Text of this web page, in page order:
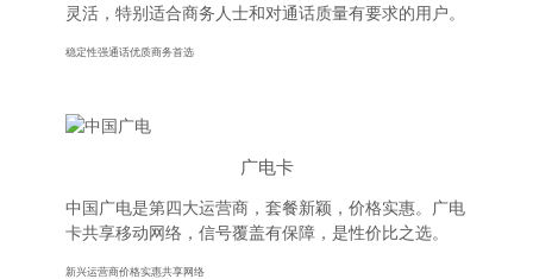
灵活，特别适合商务人士和对通话质量有要求的用户。
稳定性强通话优质商务首选
广电卡
中国广电是第四大运营商，套餐新颖，价格实惠。广电
卡共享移动网络，信号覆盖有保障，是性价比之选。
新兴运营商价格实惠共享网络